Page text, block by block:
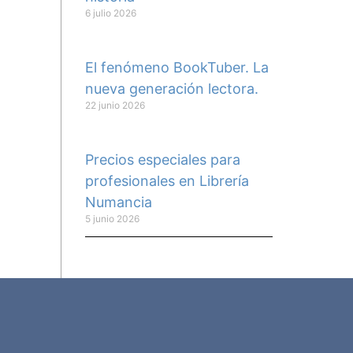
6 julio 2026
El fenómeno BookTuber. La
nueva generación lectora.
22 junio 2026
Precios especiales para
profesionales en Librería
Numancia
5 junio 2026